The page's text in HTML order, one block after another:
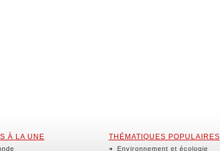
À LA UNE THÉMATIQUES POPULAIRES
Environnement et écologie